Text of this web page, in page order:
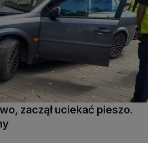
zaczął uciekać pieszo.